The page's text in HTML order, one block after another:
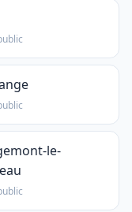
le-